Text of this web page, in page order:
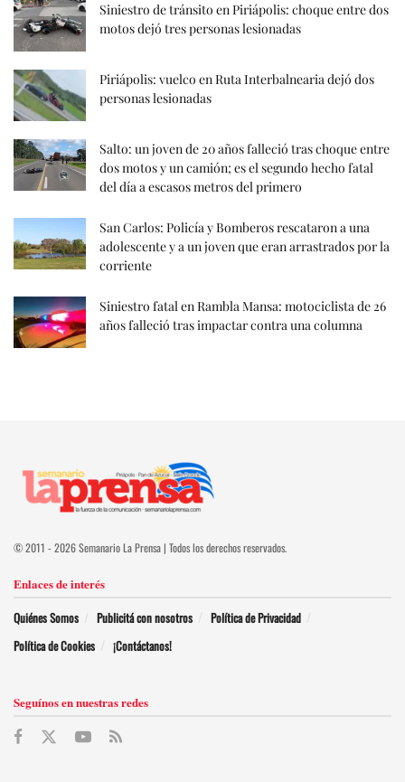
Siniestro de tránsito en Piriápolis: choque entre dos
motos dejó tres personas lesionadas
Piriápolis: vuelco en Ruta Interbalnearia dejó dos
personas lesionadas
Salto: un joven de 20 años falleció tras choque entre
dos motos y un camión; es el segundo hecho fatal
del día a escasos metros del primero
San Carlos: Policía y Bomberos rescataron a una
adolescente y a un joven que eran arrastrados por la
corriente
Siniestro fatal en Rambla Mansa: motociclista de 26
años falleció tras impactar contra una columna
© 2011 - 2026 Semanario La Prensa | Todos los derechos reservados.
Enlaces de interés
Quiénes Somos Publicitá con nosotros
Política de Privacidad
Política de Cookies
¡Contáctanos!
Seguínos en nuestras redes